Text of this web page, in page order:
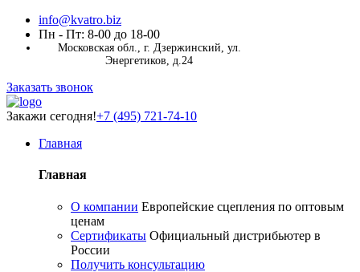
info@kvatro.biz
Пн - Пт: 8-00 до 18-00
Московская обл., г. Дзержинский, ул.
Энергетиков, д.24
Заказать звонок
Закажи сегодня!+7 (495) 721-74-10
Главная
Главная
О компании Европейские сцепления по оптовым
ценам
Сертификаты Официальный дистрибьютер в
России
Получить консультацию